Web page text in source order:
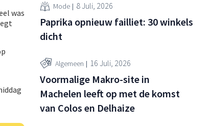
was
Mode 8 Juli, 2026
Paprika opnieuw failliet: 30 winkels
dicht
Algemeen 16 Juli, 2026
Voormalige Makro-site in
Machelen leeft op met de komst
van Colos en Delhaize